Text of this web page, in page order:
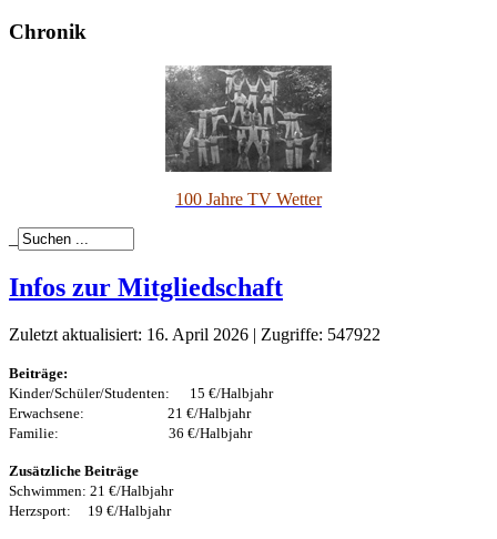
Chronik
100 Jahre TV Wetter
Infos zur Mitgliedschaft
Zuletzt aktualisiert: 16. April 2026 | Zugriffe: 547922
Beiträge:
Kinder/Schüler/Studenten: 15 €/Halbjahr
Erwachsene: 21 €/Halbjahr
Familie: 36 €/Halbjahr
Zusätzliche Beiträge
Schwimmen: 21 €/Halbjahr
Herzsport: 19 €/Halbjahr